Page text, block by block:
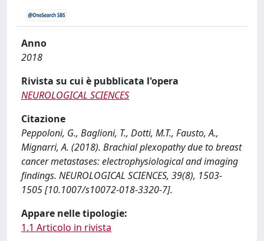
Anno
2018
Rivista su cui è pubblicata l'opera
NEUROLOGICAL SCIENCES
Citazione
Peppoloni, G., Baglioni, T., Dotti, M.T., Fausto, A.,
Mignarri, A. (2018). Brachial plexopathy due to breast
cancer metastases: electrophysiological and imaging
findings. NEUROLOGICAL SCIENCES, 39(8), 1503-
1505 [10.1007/s10072-018-3320-7].
Appare nelle tipologie:
1.1 Articolo in rivista